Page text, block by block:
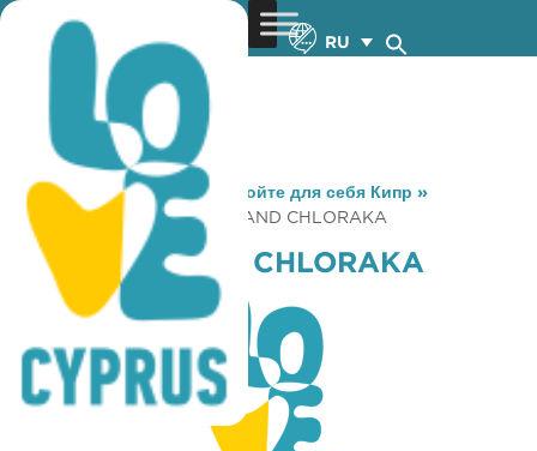
RU
You are here: Home »Откройте для себя Кипр »
Gastronomy
» COFFEE ISLAND CHLORAKA
COFFEE ISLAND CHLORAKA